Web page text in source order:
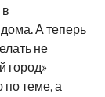
А теперь
не
город»
теме, а